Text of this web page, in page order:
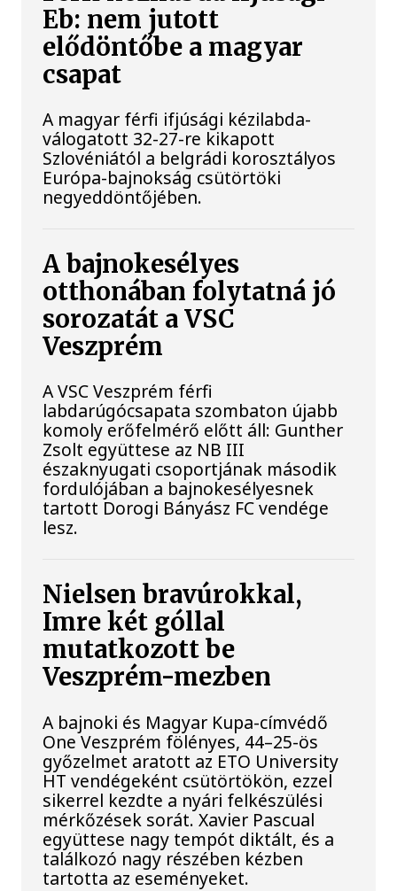
Eb: nem jutott
elődöntőbe a magyar
csapat
A magyar férfi ifjúsági kézilabda-
válogatott 32-27-re kikapott
Szlovéniától a belgrádi korosztályos
Európa-bajnokság csütörtöki
negyeddöntőjében.
A bajnokesélyes
otthonában folytatná jó
sorozatát a VSC
Veszprém
A VSC Veszprém férfi
labdarúgócsapata szombaton újabb
komoly erőfelmérő előtt áll: Gunther
Zsolt együttese az NB III
északnyugati csoportjának második
fordulójában a bajnokesélyesnek
tartott Dorogi Bányász FC vendége
lesz.
Nielsen bravúrokkal,
Imre két góllal
mutatkozott be
Veszprém-mezben
A bajnoki és Magyar Kupa-címvédő
One Veszprém fölényes, 44–25-ös
győzelmet aratott az ETO University
HT vendégeként csütörtökön, ezzel
sikerrel kezdte a nyári felkészülési
mérkőzések sorát. Xavier Pascual
együttese nagy tempót diktált, és a
találkozó nagy részében kézben
tartotta az eseményeket.